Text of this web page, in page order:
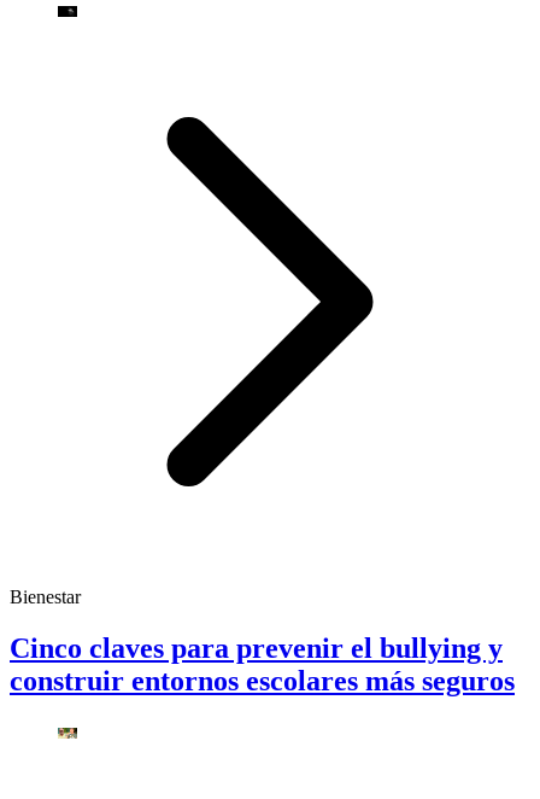
Bienestar
Cinco claves para prevenir el bullying y
construir entornos escolares más seguros